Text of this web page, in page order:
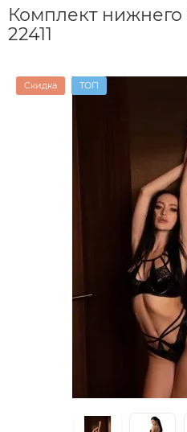
Комплект
22411
Скидка ТОП